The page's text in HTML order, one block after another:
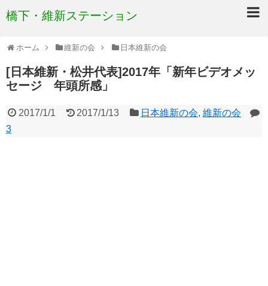
橋下・維新ステーション
ホーム 維新の会 日本維新の会
[日本維新・松井代表]2017年「新年ビデオメッ
セージ 年頭所感」
2017/1/1 2017/1/13 日本維新の会,維新の会
3